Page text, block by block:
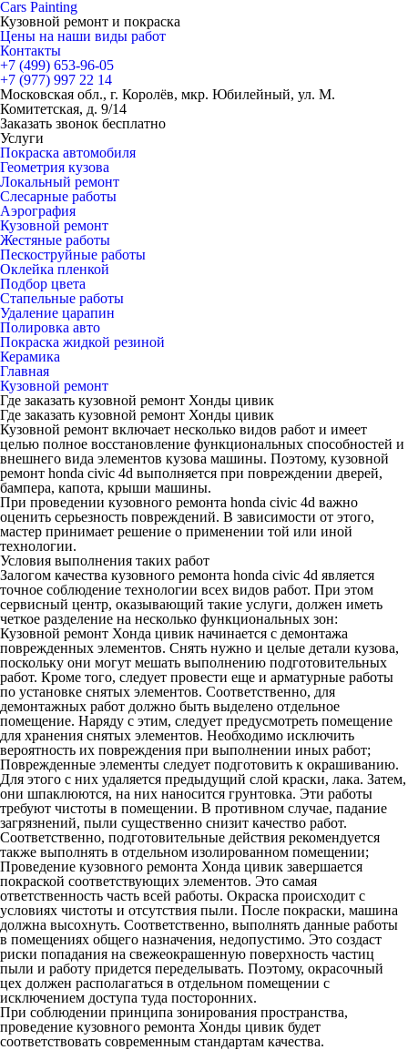
Cars Painting
Кузовной ремонт и покраска
Цены на наши виды работ
Контакты
+7 (499) 653-96-05
+7 (977) 997 22 14
Московская обл., г. Королёв, мкр. Юбилейный, ул. М.
Комитетская, д. 9/14
Заказать звонок бесплатно
Услуги
Покраска автомобиля
Геометрия кузова
Локальный ремонт
Слесарные работы
Аэрография
Кузовной ремонт
Жестяные работы
Пескоструйные работы
Оклейка пленкой
Подбор цвета
Стапельные работы
Удаление царапин
Полировка авто
Покраска жидкой резиной
Керамика
Главная
Кузовной ремонт
Где заказать кузовной ремонт Хонды цивик
Где заказать кузовной ремонт Хонды цивик
Кузовной ремонт включает несколько видов работ и имеет
целью полное восстановление функциональных способностей и
внешнего вида элементов кузова машины. Поэтому, кузовной
ремонт honda civic 4d выполняется при повреждении дверей,
бампера, капота, крыши машины.
При проведении кузовного ремонта honda civic 4d важно
оценить серьезность повреждений. В зависимости от этого,
мастер принимает решение о применении той или иной
технологии.
Условия выполнения таких работ
Залогом качества кузовного ремонта honda civic 4d является
точное соблюдение технологии всех видов работ. При этом
сервисный центр, оказывающий такие услуги, должен иметь
четкое разделение на несколько функциональных зон:
Кузовной ремонт Хонда цивик начинается с демонтажа
поврежденных элементов. Снять нужно и целые детали кузова,
поскольку они могут мешать выполнению подготовительных
работ. Кроме того, следует провести еще и арматурные работы
по установке снятых элементов. Соответственно, для
демонтажных работ должно быть выделено отдельное
помещение. Наряду с этим, следует предусмотреть помещение
для хранения снятых элементов. Необходимо исключить
вероятность их повреждения при выполнении иных работ;
Поврежденные элементы следует подготовить к окрашиванию.
Для этого с них удаляется предыдущий слой краски, лака. Затем,
они шпаклюются, на них наносится грунтовка. Эти работы
требуют чистоты в помещении. В противном случае, падание
загрязнений, пыли существенно снизит качество работ.
Соответственно, подготовительные действия рекомендуется
также выполнять в отдельном изолированном помещении;
Проведение кузовного ремонта Хонда цивик завершается
покраской соответствующих элементов. Это самая
ответственность часть всей работы. Окраска происходит с
условиях чистоты и отсутствия пыли. После покраски, машина
должна высохнуть. Соответственно, выполнять данные работы
в помещениях общего назначения, недопустимо. Это создаст
риски попадания на свежеокрашенную поверхность частиц
пыли и работу придется переделывать. Поэтому, окрасочный
цех должен располагаться в отдельном помещении с
исключением доступа туда посторонних.
При соблюдении принципа зонирования пространства,
проведение кузовного ремонта Хонды цивик будет
соответствовать современным стандартам качества.